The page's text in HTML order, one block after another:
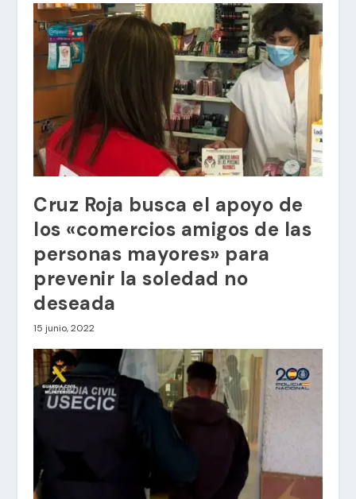
Cruz Roja busca el apoyo de
los «comercios amigos de las
personas mayores» para
prevenir la soledad no
deseada
15 junio, 2022